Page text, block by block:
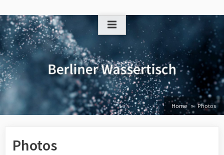
to
content
Home Photos
Photos